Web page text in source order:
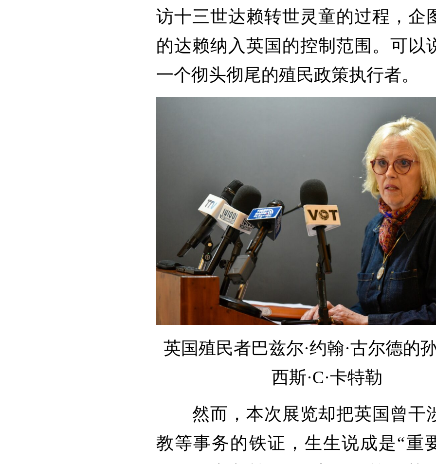
访十三世达赖转世灵童的过程，企
的达赖纳入英国的控制范围。可以
一个彻头彻尾的殖民政策执行者。
英国殖民者巴兹尔·约翰·古尔德的
西斯·C·卡特勒
然而，本次展览却把英国曾干
教等事务的铁证，生生说成是“重